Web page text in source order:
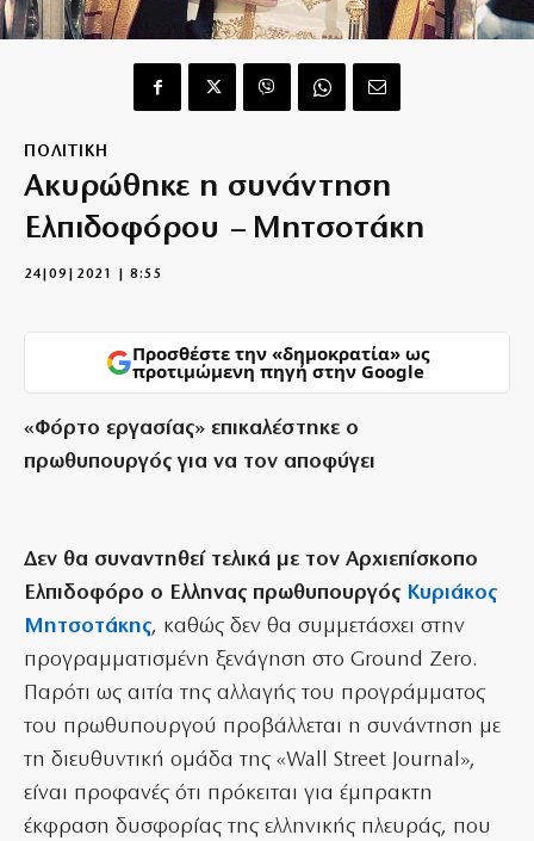
ΠΟΛΙΤΙΚΗ
Ακυρώθηκε η συνάντηση
Ελπιδοφόρου – Μητσοτάκη
24|09|2021 | 8:55
Προσθέστε την «δημοκρατία» ως
προτιμώμενη πηγή στην Google
«Φόρτο εργασίας» επικαλέστηκε ο
πρωθυπουργός για να τον αποφύγει
Δεν θα συναντηθεί τελικά με τον Αρχιεπίσκοπο
Ελπιδοφόρο ο Ελληνας πρωθυπουργός Κυριάκος
Μητσοτάκης, καθώς δεν θα συμμετάσχει στην
προγραμματισμένη ξενάγηση στο Ground Zero.
Παρότι ως αιτία της αλλαγής του προγράμματος
του πρωθυπουργού προβάλλεται η συνάντηση με
τη διευθυντική ομάδα της «Wall Street Journal»,
είναι προφανές ότι πρόκειται για έμπρακτη
έκφραση δυσφορίας της ελληνικής πλευράς, που